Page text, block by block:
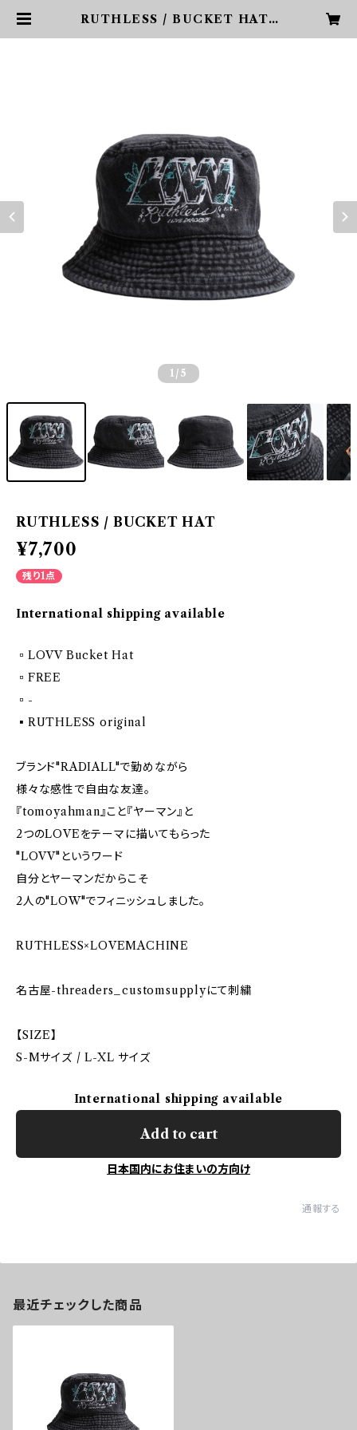
RUTHLESS / BUCKET HAT |
1 /5
RUTHLESS / BUCKET HAT
¥7,700
残り1点
International shipping available
▫️LOVV Bucket Hat
▫️FREE
▫️-
▪️RUTHLESS original
ブランド"RADIALL"で勤めながら
様々な感性で自由な友達。
『tomoyahman』こと『ヤーマン』と
2つのLOVEをテーマに描いてもらった
"LOVV"というワード
自分とヤーマンだからこそ
2人の"LOW"でフィニッシュしました。
RUTHLESS×LOVEMACHINE
名古屋-threaders_customsupplyにて刺繍
【SIZE】
S-Mサイズ / L-XL サイズ
International shipping available
Add to cart
日本国内にお住まいの方向け
通報する
最近チェックした商品